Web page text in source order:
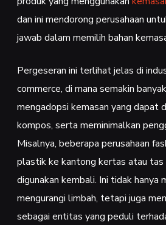
dan ini mendorong perusahaan
jawab dalam memilih bahan
Pergeseran ini terlihat jelas di
commerce, di mana semakin
mengadopsi kemasan yang dapat
kompos, serta meminimalkan
Misalnya, beberapa perusahaan
plastik ke kantong kertas atau tas
digunakan kembali. Ini tidak hanya
mengurangi limbah, tetapi juga
sebagai entitas yang peduli